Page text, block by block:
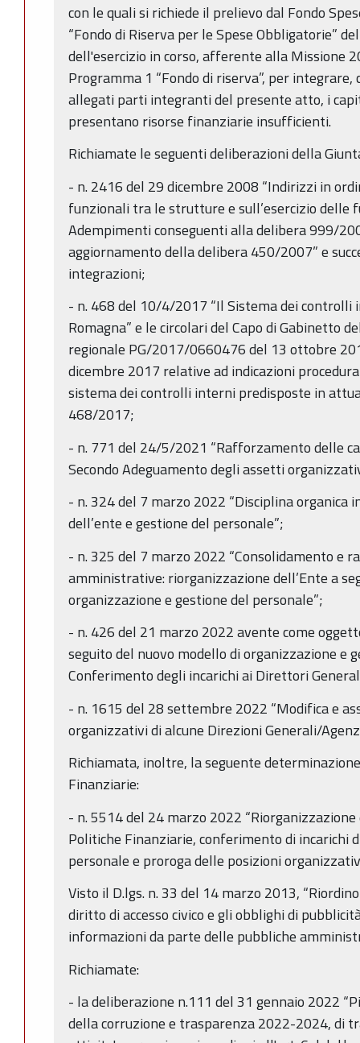
con le quali si richiede il prelievo dal Fondo
“Fondo di Riserva per le Spese Obbligatorie”
dell'esercizio in corso, afferente alla Missione
Programma 1 “Fondo di riserva”, per integrare,
allegati parti integranti del presente atto, i
presentano risorse finanziarie insufficienti.
Richiamate le seguenti deliberazioni della
- n. 2416 del 29 dicembre 2008 “Indirizzi in
funzionali tra le strutture e sull’esercizio delle
Adempimenti conseguenti alla delibera 999/
aggiornamento della delibera 450/2007” e
integrazioni;
- n. 468 del 10/4/2017 “Il Sistema dei controlli
Romagna” e le circolari del Capo di Gabinetto
regionale PG/2017/0660476 del 13 ottobre
dicembre 2017 relative ad indicazioni
sistema dei controlli interni predisposte in
468/2017;
- n. 771 del 24/5/2021 “Rafforzamento delle
Secondo Adeguamento degli assetti
- n. 324 del 7 marzo 2022 “Disciplina organica
dell’ente e gestione del personale”;
- n. 325 del 7 marzo 2022 “Consolidamento e
amministrative: riorganizzazione dell’Ente a
organizzazione e gestione del personale”;
- n. 426 del 21 marzo 2022 avente come
seguito del nuovo modello di organizzazione e
Conferimento degli incarichi ai Direttori
- n. 1615 del 28 settembre 2022 “Modifica e
organizzativi di alcune Direzioni Generali/
Richiamata, inoltre, la seguente
Finanziarie:
- n. 5514 del 24 marzo 2022
Politiche Finanziarie, conferimento di incarichi
personale e proroga delle posizioni
Visto il D.lgs. n. 33 del 14 marzo 2013,
diritto di accesso civico e gli obblighi di
informazioni da parte delle pubbliche
Richiamate:
- la deliberazione n.111 del 31 gennaio 2022
della corruzione e trasparenza 2022-2024, di